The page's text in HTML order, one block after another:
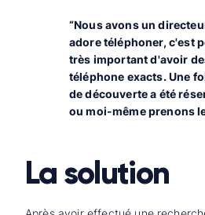
“Nous avons un
adore téléphoner, c'est
très important d'avoir
téléphone exacts. Une
de découverte a été
ou moi-même prenons
La solution